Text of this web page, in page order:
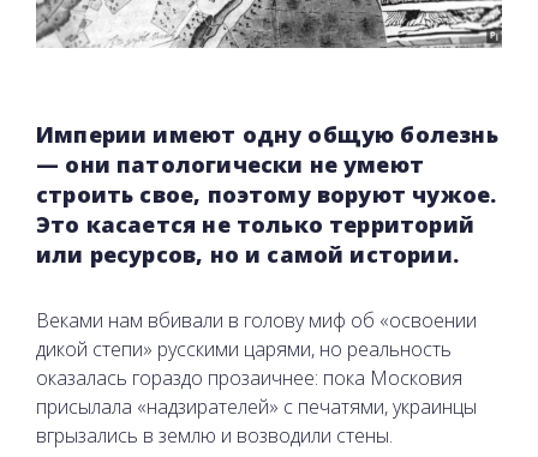
Империи имеют одну общую болезнь
— они патологически не умеют
строить свое, поэтому воруют чужое.
Это касается не только территорий
или ресурсов, но и самой истории.
Веками нам вбивали в голову миф об «освоении
дикой степи» русскими царями, но реальность
оказалась гораздо прозаичнее: пока Московия
присылала «надзирателей» с печатями, украинцы
вгрызались в землю и возводили стены.